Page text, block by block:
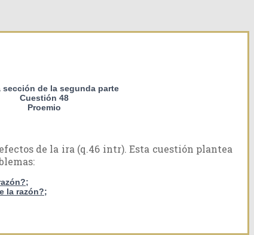
sección de la segunda parte
Cuestión 48
Proemio
de la ira (q.46 intr). Esta cuestión plantea
la razón?;